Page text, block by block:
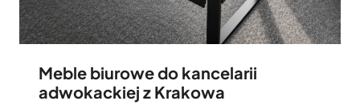
Meble biurowe do kancelarii
adwokackiej z Krakowa